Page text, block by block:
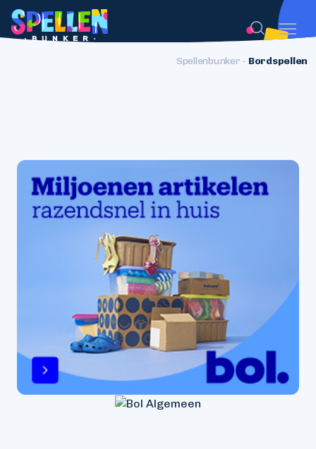
Spellenbunker - Bordspellen